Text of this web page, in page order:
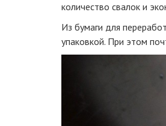
количество свалок и
Из бумаги для
упаковкой. При этом